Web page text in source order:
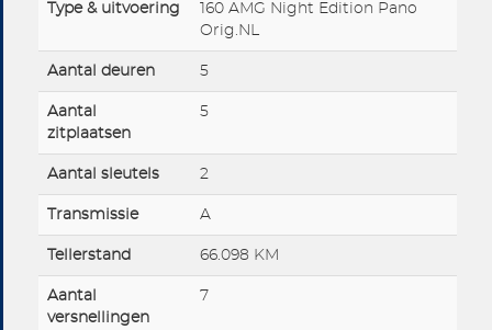
Type & uitvoering
160 AMG Night Edition Pano
Orig.NL
Aantal deuren 5
Aantal
zitplaatsen
5
Aantal sleutels 2
Transmissie A
Tellerstand 66.098 KM
Aantal
versnellingen
7